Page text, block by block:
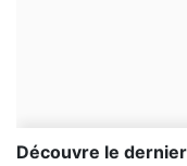
Découvre le